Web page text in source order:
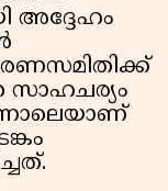
അദ്ദേഹം
സാഹചര്യം